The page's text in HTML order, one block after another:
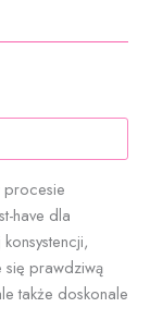
procesie
have dla
się prawdziwą
także doskonale